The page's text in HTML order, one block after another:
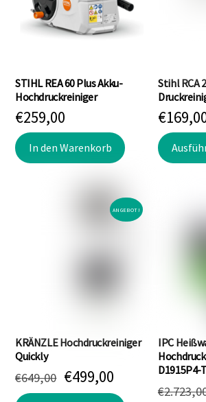
Optionen
Produktseite
gewählt
werden
STIHL REA 60 Plus Akku-
Hochdruckreiniger
€259,00
In den Warenkorb
Stihl RCA
€
ANGEBOT!
KRÄNZLE Hochdruckreiniger
Quickly
€649,00 Ursprünglicher
Preis
€499,00Aktueller
Preis
IPC
D1915P4-
€